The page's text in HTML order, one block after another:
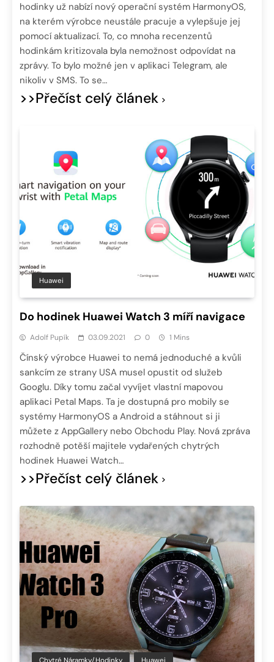
hodinky už nabízí nový operační systém HarmonyOS,
na kterém výrobce neustále pracuje a vylepšuje jej
pomocí aktualizací. To, co mnoha recenzentů
hodinkám kritizovala byla nemožnost odpovídat na
zprávy. To bylo možné jen v aplikaci Telegram, ale
nikoliv v SMS. To se…
>>Přečíst celý článek
Huawei
Do hodinek Huawei Watch 3 míří navigace
Adolf Pupík 03.09.2021 0 1 Mins
Čínský výrobce Huawei to nemá jednoduché a kvůli
sankcím ze strany USA musel opustit od služeb
Googlu. Díky tomu začal vyvíjet vlastní mapovou
aplikaci Petal Maps. Ta je dostupná pro mobily se
systémy HarmonyOS a Android a stáhnout si ji
můžete z AppGallery nebo Obchodu Play. Nová zpráva
rozhodně potěší majitele vydařených chytrých
hodinek Huawei Watch…
>>Přečíst celý článek